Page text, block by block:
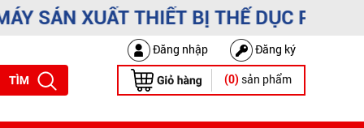
SẢN XUẤT THIẾT BỊ THỂ DỤC PHẠM
Đăng nhập Đăng ký
(0) sản phẩm